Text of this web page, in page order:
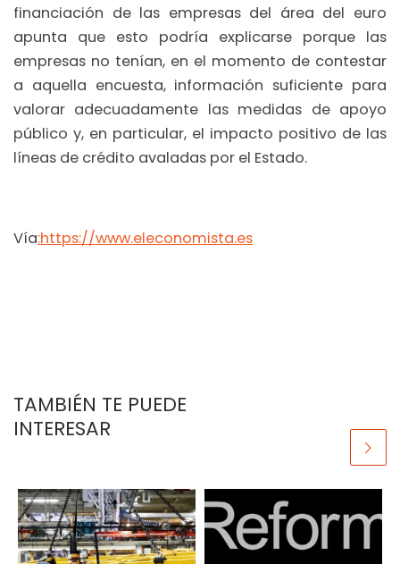
financiación de las empresas del área del euro
apunta que esto podría explicarse porque las
empresas no tenían, en el momento de contestar
a aquella encuesta, información suficiente para
valorar adecuadamente las medidas de apoyo
público y, en particular, el impacto positivo de las
líneas de crédito avaladas por el Estado.
Vía:https://www.eleconomista.es
TAMBIÉN TE PUEDE
INTERESAR